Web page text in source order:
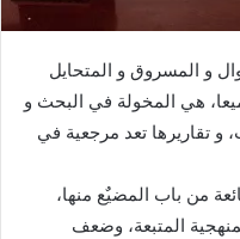
و المسروق و المتحايل
هي المخولة في البحث و
تقاريرها تعد مرجعية في
من باب المضيٌع منها،
المتبعة، وضعف